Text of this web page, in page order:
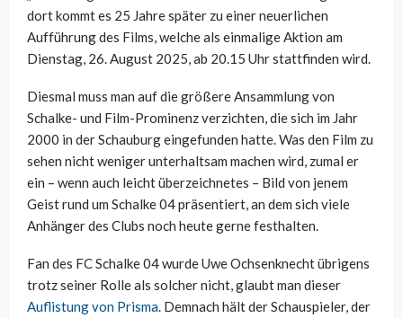
dort kommt es 25 Jahre später zu einer neuerlichen
Aufführung des Films, welche als einmalige Aktion am
Dienstag, 26. August 2025, ab 20.15 Uhr stattfinden wird.
Diesmal muss man auf die größere Ansammlung von
Schalke- und Film-Prominenz verzichten, die sich im Jahr
2000 in der Schauburg eingefunden hatte. Was den Film zu
sehen nicht weniger unterhaltsam machen wird, zumal er
ein – wenn auch leicht überzeichnetes – Bild von jenem
Geist rund um Schalke 04 präsentiert, an dem sich viele
Anhänger des Clubs noch heute gerne festhalten.
Fan des FC Schalke 04 wurde Uwe Ochsenknecht übrigens
trotz seiner Rolle als solcher nicht, glaubt man dieser
Auflistung von Prisma. Demnach hält der Schauspieler, der